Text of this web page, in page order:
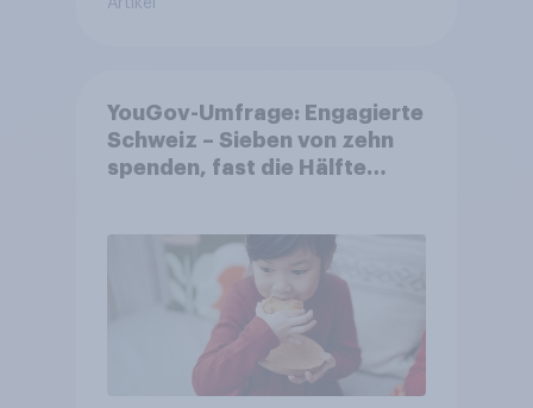
Artikel
YouGov-Umfrage: Engagierte
Schweiz – Sieben von zehn
spenden, fast die Hälfte